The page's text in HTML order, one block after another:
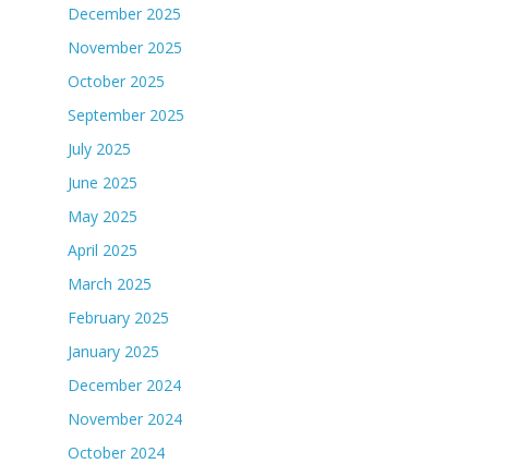
December 2025
November 2025
October 2025
September 2025
July 2025
June 2025
May 2025
April 2025
March 2025
February 2025
January 2025
December 2024
November 2024
October 2024